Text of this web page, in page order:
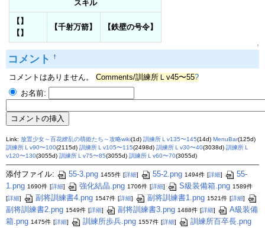
スキル
【】
【】
【千射万箭】 【鉄壁の号令】
↑
コメント †
コメントはありません。 Comments/訓練所Ｌv45〜55?
お名前:
Link: 放置少女～百花繚乱の萌姫たち～攻略wiki(1d) 訓練所Ｌv135〜145(14d) MenuBar(125d)
訓練所Ｌv90〜100(2115d) 訓練所Ｌv105〜115(2498d) 訓練所Ｌv30〜40(3038d) 訓練所Ｌ
v120〜130(3055d) 訓練所Ｌv75〜85(3055d) 訓練所Ｌv60〜70(3055d)
添付ファイル: 55-3.png 1455件 [詳細] 55-2.png 1494件 [詳細]
55-
1.png 1690件 [詳細] 強化結晶.png 1706件 [詳細] S級装備箱.png 1589件
[詳細] 副将訓練書4.png 1547件 [詳細] 副将訓練書1.png 1521件 [詳細]
副将訓練書2.png 1549件 [詳細] 副将訓練書3.png 1488件 [詳細]
A級装備
箱.png 1475件 [詳細] 訓練所歩兵.png 1557件 [詳細] 訓練所百卒長.png